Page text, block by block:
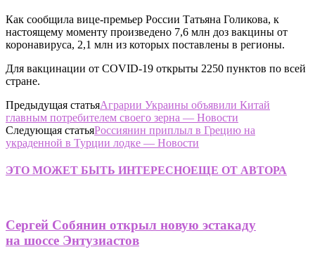
Как сообщила вице-премьер России Татьяна Голикова, к
настоящему моменту произведено 7,6 млн доз вакцины от
коронавируса, 2,1 млн из которых поставлены в регионы.
Для вакцинации от COVID-19 открыты 2250 пунктов по всей
стране.
Предыдущая статьяАграрии Украины объявили Китай
главным потребителем своего зерна — Новости
Следующая статьяРоссиянин приплыл в Грецию на
украденной в Турции лодке — Новости
ЭТО МОЖЕТ БЫТЬ ИНТЕРЕСНОЕЩЕ ОТ АВТОРА
Сергей Собянин открыл новую эстакаду
на шоссе Энтузиастов